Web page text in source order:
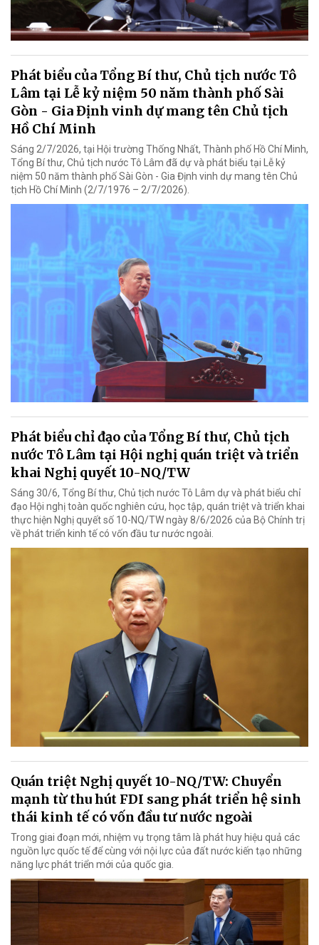
Phát biểu của Tổng Bí thư, Chủ tịch nước Tô
Lâm tại Lễ kỷ niệm 50 năm thành phố Sài
Gòn - Gia Định vinh dự mang tên Chủ tịch
Hồ Chí Minh
Sáng 2/7/2026, tại Hội trường Thống Nhất, Thành phố Hồ Chí Minh,
Tổng Bí thư, Chủ tịch nước Tô Lâm đã dự và phát biểu tại Lễ kỷ
niệm 50 năm thành phố Sài Gòn - Gia Định vinh dự mang tên Chủ
tịch Hồ Chí Minh (2/7/1976 – 2/7/2026).
Phát biểu chỉ đạo của Tổng Bí thư, Chủ tịch
nước Tô Lâm tại Hội nghị quán triệt và triển
khai Nghị quyết 10-NQ/TW
Sáng 30/6, Tổng Bí thư, Chủ tịch nước Tô Lâm dự và phát biểu chỉ
đạo Hội nghị toàn quốc nghiên cứu, học tập, quán triệt và triển khai
thực hiện Nghị quyết số 10-NQ/TW ngày 8/6/2026 của Bộ Chính trị
về phát triển kinh tế có vốn đầu tư nước ngoài.
Quán triệt Nghị quyết 10-NQ/TW: Chuyển
mạnh từ thu hút FDI sang phát triển hệ sinh
thái kinh tế có vốn đầu tư nước ngoài
Trong giai đoạn mới, nhiệm vụ trọng tâm là phát huy hiệu quả các
nguồn lực quốc tế để cùng với nội lực của đất nước kiến tạo những
năng lực phát triển mới của quốc gia.